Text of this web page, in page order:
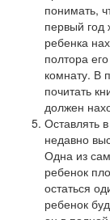
понимать,
первый год
ребенка
полтора
комнату. В
почитать
должен
Оставлять
недавно
Одна из
ребенок
остаться
ребенок